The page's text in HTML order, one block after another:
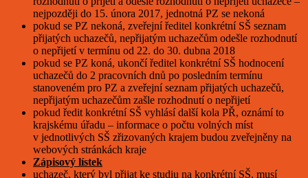
nejpozději do 15. února 2017, jednotná PZ se nekoná
pokud se PZ nekoná, zveřejní ředitel konkrétní SŠ seznam
přijatých uchazečů, nepřijatým uchazečům odešle rozhodnutí
o nepřijetí v termínu od 22. do 30. dubna 2018
pokud se PZ koná, ukončí ředitel konkrétní SŠ hodnocení
uchazečů do 2 pracovních dnů po posledním termínu
stanoveném pro PZ a zveřejní seznam přijatých uchazečů,
nepřijatým uchazečům zašle rozhodnutí o nepřijetí
pokud ředit konkrétní SŠ vyhlásí další kola PŘ, oznámí to
krajskému úřadu – informace o počtu volných míst
v jednotlivých SŠ zřizovaných krajem budou zveřejněny na
webových stránkách kraje
Zápisový lístek
uchazeč, který byl přijat ke studiu na konkrétní SŠ, musí